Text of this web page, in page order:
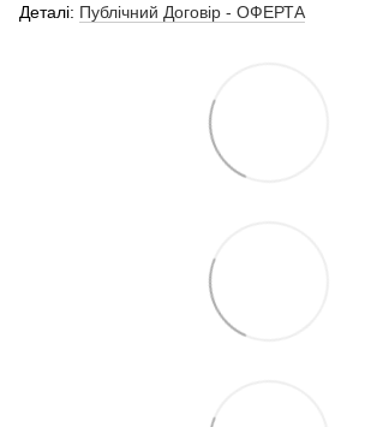
Деталі: Публічний Договір - ОФЕРТА